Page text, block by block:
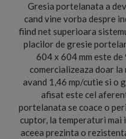
Gresia portelanata a
cand vine vorba despre
fiind net superioara
placilor de gresie
604 x 604 mm este de
comercializeaza doar
avand 1,46 mp/cutie si o
afisat este cel
portelanata se coace o
cuptor, la temperaturi mai
aceea prezinta o